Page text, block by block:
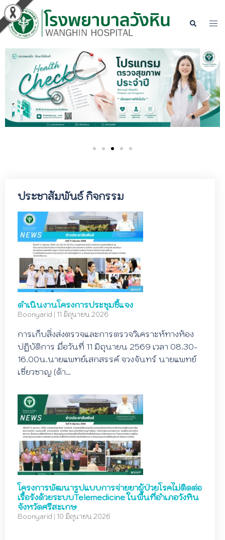
ประชาสัมพันธ์ กิจกรรม
ดำเนินงานโครงการประชุมชี้แจง
Boonyarid 11 มิถุนายน 2026
การเก็บสิ่งส่งตรวจและการตรวจวิเคราะห์ทางห้อง
ปฏิบัติการ มื่อวันที่ 11 มิถุนายน 2569 เวลา 08.30-
16.00น.นายแพทย์เสกสรรค์ จวงจันทร์ นายแพทย์
เชี่ยวชาญ (ด้า…
โครงการพัฒนารูปแบบการจ่ายยาผู้ป่วยโรคไม่ติดต่อ
เรื้อรังด้วยระบบTelemedicine ในพื้นที่อำเภอวังหิน
จังหวัดศรีสะเกษ
Boonyarid 10 มิถุนายน 2026